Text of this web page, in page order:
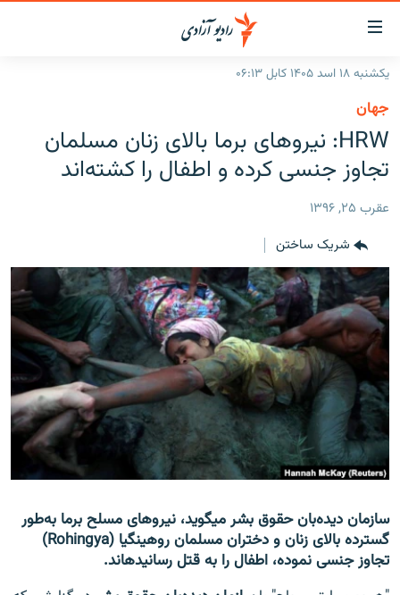
لینک‌های
قابل
دسترسی
متن
بازگشت
منوی
مراجعه
به
صفحه
جستجو
گزارش‌ها
افغانستان
جهان
خبرها
مصاحبه‌ها
برنامه‌ها
مجموعه تصویری
ورزش
بحران مهاجرت
'کووید-۱۹'
تماس
صفحه پشتو
به ما بپیوندید
یکشنبه ۱۸ اسد ۱۴۰۵ کابل ۰۶:۱۳
جهان
HRW: نیروهای برما بالای زنان مسلمان
تجاوز جنسی کرده و اطفال را کشته‌اند
عقرب ۲۵, ۱۳۹۶
شریک ساختن
سازمان دیده‌بان حقوق بشر می‎گوید، نیروهای مسلح برما به‌طور
گسترده بالای زنان و دختران مسلمان روهینگیا (Rohingya)
تجاوز جنسی نموده، اطفال را به قتل رسانیده‎اند.